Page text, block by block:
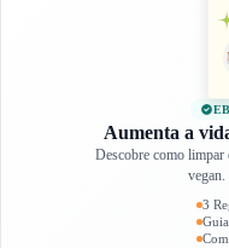
Aumenta a
Descobre como limpar
vegan.
3